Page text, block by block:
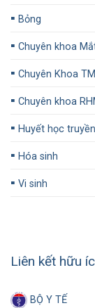
▪️ Bỏng
▪️ Chuyên khoa
▪️ Chuyên Khoa
▪️ Chuyên khoa
▪️ Huyết học
▪️ Hóa sinh
▪️ Vi sinh
Liên kết hữu
BỘ Y TẾ